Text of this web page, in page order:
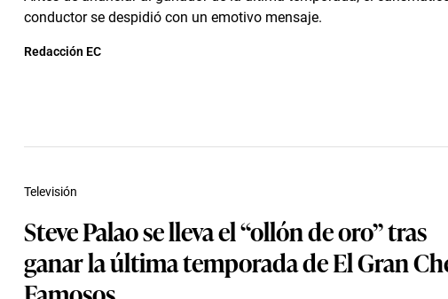
conductor se despidió con un emotivo mensaje.
Redacción EC
Steve Palao se lleva el “ollón de oro” tras
ganar la última temporada de El Gran
Televisión